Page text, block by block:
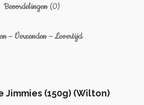
Beoordelingen (0)
– Verzenden – Levertijd
Jimmies (150g) (Wilton)